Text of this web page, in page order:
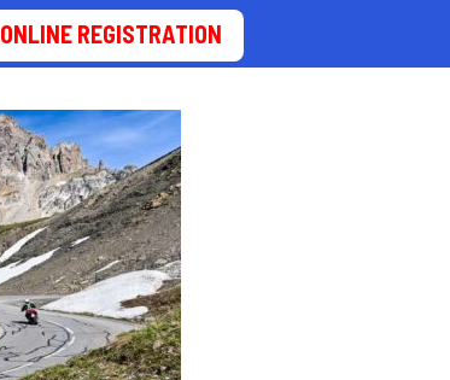
ONLINE REGISTRATION